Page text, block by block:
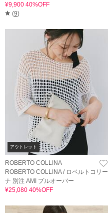
¥9,900 40%OFF
(9)
アウトレット
ROBERTO COLLINA
ROBERTO COLLINA / ロベルトコリー
ナ 別注 AMI プルオーバー
¥25,080 40%OFF